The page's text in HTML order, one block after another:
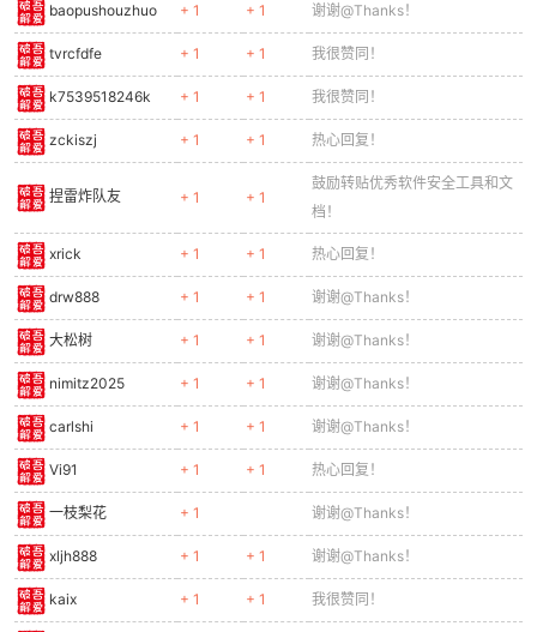
baopushouzhuo + 1 + 1 谢谢@Thanks！
tvrcfdfe + 1 + 1 我很赞同！
k7539518246k + 1 + 1 我很赞同！
zckiszj + 1 + 1 热心回复！
捏雷炸队友 + 1 + 1
鼓励转贴优秀软件安全工具和文
档！
xrick + 1 + 1 热心回复！
drw888 + 1 + 1 谢谢@Thanks！
大松树 + 1 + 1 谢谢@Thanks！
nimitz2025 + 1 + 1 谢谢@Thanks！
carlshi + 1 + 1 谢谢@Thanks！
Vi91 + 1 + 1 热心回复！
一枝梨花 + 1 谢谢@Thanks！
xljh888 + 1 + 1 谢谢@Thanks！
kaix + 1 + 1 我很赞同！